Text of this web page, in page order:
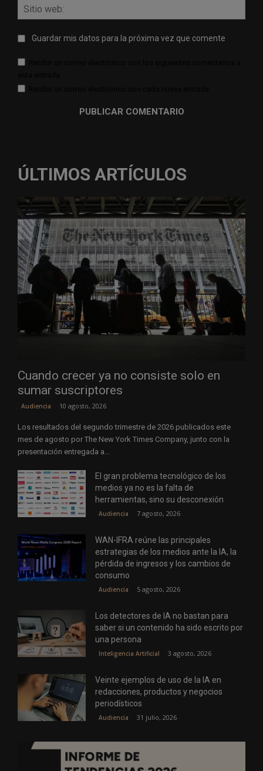
Guardar mis datos para la próxima vez que comente
ÚLTIMOS ARTÍCULOS
Cuando crecer ya no consiste solo en
sumar suscriptores
Audiencia 10 agosto, 2026
Los resultados del segundo trimestre de 2026 publicados este
mes de agosto por The New York Times Company, junto con la
presentación entregada a...
El gran problema tecnológico de los
medios ya no es la falta de
herramientas, sino su desconexión
Audiencia 7 agosto, 2026
WAN-IFRA reúne las principales
estrategias de los medios ante la IA, la
pérdida de ingresos y los cambios de
consumo
Audiencia 5 agosto, 2026
Los detectores de IA no bastan para
saber si un contenido ha sido escrito por
una persona
Inteligencia Artificial 3 agosto, 2026
Veinte ejemplos de uso de la IA en
redacciones, productos y negocios
periodísticos
Audiencia 31 julio, 2026